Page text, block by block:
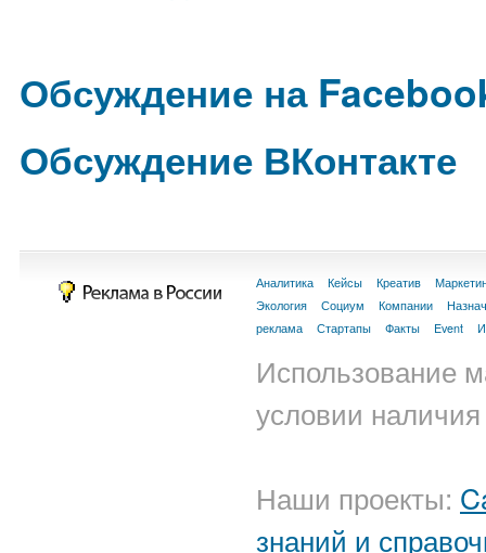
Обсуждение на
Обсуждение ВКонтакте
Аналитика Кейсы Креатив
Экология
Социум Компании
реклама
Стартапы Факты Event
Использование
условии
Наши проекты:
знаний и